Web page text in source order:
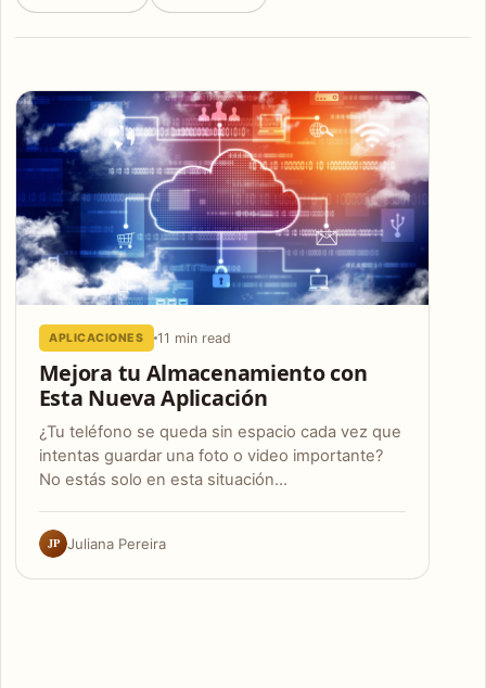
Articles
APLICACIONES 11 min read
Mejora tu Almacenamiento con
Esta Nueva Aplicación
¿Tu teléfono se queda sin espacio cada vez que
intentas guardar una foto o video importante?
No estás solo en esta situación…
JP Juliana Pereira